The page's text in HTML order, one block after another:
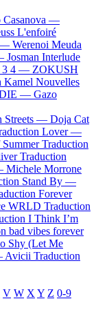
Casanova —
L'enfoiré
— Werenoi Meuda
Josman Interlude
3 4 — ZOKUSH
Kamel Nouvelles
— Gazo
Streets — Doja Cat
Lover —
Summer Traduction
Traduction
Michele Morrone
Stand By —
Forever
WRLD Traduction
I Think I’m
bad vibes forever
Shy (Let Me
Avicii Traduction
V W X Y Z 0-9